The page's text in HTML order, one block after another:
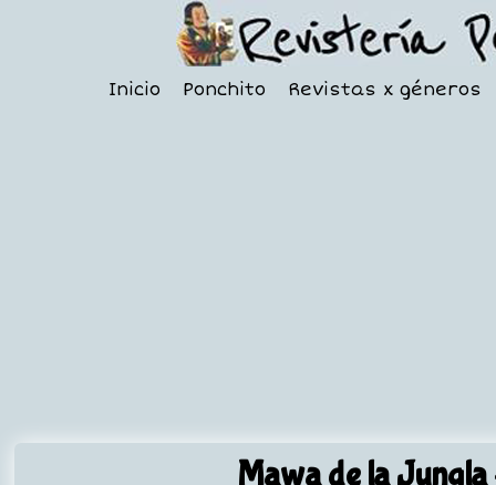
Inicio Ponchito Revistas x géneros
Mawa de la Jungla